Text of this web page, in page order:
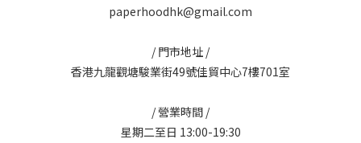
paperhoodhk@gmail.com
/ 門市地址 /
香港九龍觀塘駿業街49號佳貿中心7樓701室
/ 營業時間 /
星期二至日 13:00-19:30